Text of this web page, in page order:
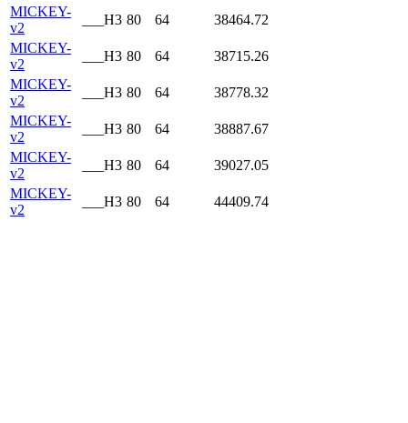
MICKEY-
v2
___H3 80 64
38464.72
MICKEY-
v2
___H3 80 64
38715.26
MICKEY-
v2
___H3 80 64
38778.32
MICKEY-
v2
___H3 80 64
38887.67
MICKEY-
v2
___H3 80 64
39027.05
MICKEY-
v2
___H3 80 64 44409.74